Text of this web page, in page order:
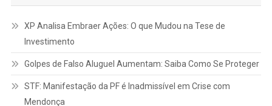
XP Analisa Embraer Ações: O que Mudou na Tese de
Investimento
Golpes de Falso Aluguel Aumentam: Saiba Como Se Proteger
STF: Manifestação da PF é Inadmissível em Crise com
Mendonça